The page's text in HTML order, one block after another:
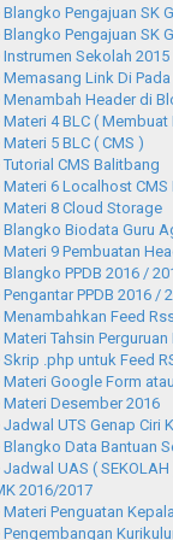
Blangko Pengajuan SK
Blangko Pengajuan SK
Instrumen Sekolah 2015
Memasang Link Di
Menambah Header di
Materi 4 BLC (
Materi 5 BLC ( CMS )
Tutorial CMS Balitbang
Materi 6 Localhost CMS
Materi 8 Cloud Storage
Blangko Biodata Guru
Materi 9 Pembuatan
Blangko PPDB 2016 /
Pengantar PPDB 2016 /
Menambahkan Feed
Materi Tahsin
Skrip .php untuk Feed
Materi Google Form
Materi Desember 2016
Jadwal UTS Genap Ciri
Blangko Data Bantuan
Jadwal UAS (
2016/2017
Materi Penguatan
Pengembangan